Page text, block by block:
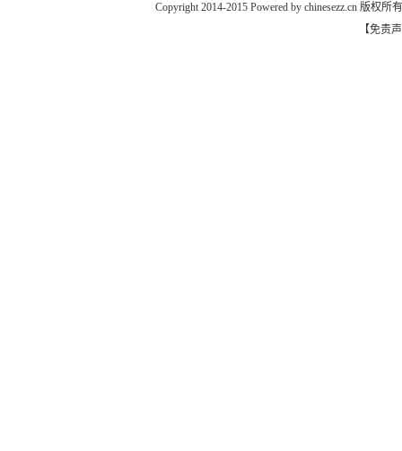
Copyright 2014-2015 Powered by chinesezz.cn 版权
【免责